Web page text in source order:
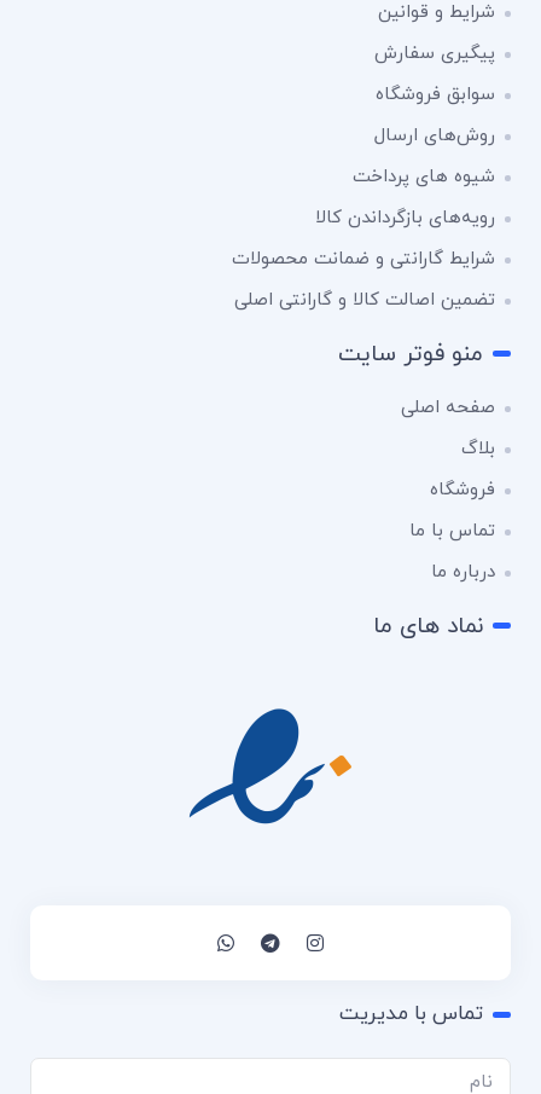
شرایط و قوانین
پیگیری سفارش
سوابق فروشگاه
روش‌های ارسال
شیوه های پرداخت
رویه‌های بازگرداندن کالا
شرایط گارانتی و ضمانت محصولات
تضمین اصالت کالا و گارانتی اصلی
منو فوتر سایت
صفحه اصلی
بلاگ
فروشگاه
تماس با ما
درباره ما
نماد های ما
تماس با مدیریت